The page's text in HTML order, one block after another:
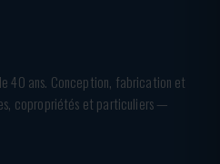
40 ans. Conception, fabrication et
copropriétés et particuliers —